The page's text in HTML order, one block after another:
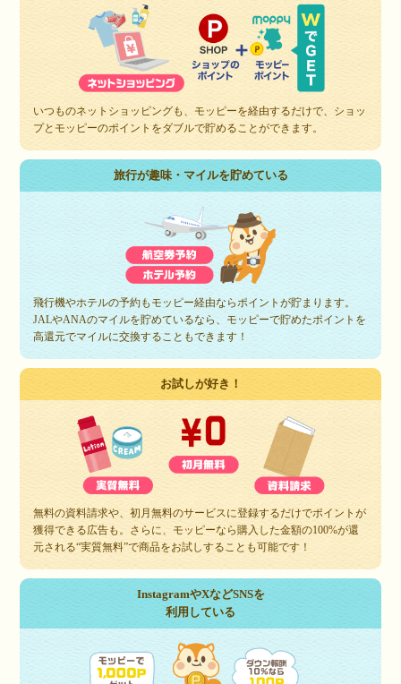
いつものネットショッピングも、モッピーを経由するだけで、ショッ
プとモッピーのポイントをダブルで貯めることができます。
旅行が趣味・マイルを貯めている
飛行機やホテルの予約もモッピー経由ならポイントが貯まります。
JALやANAのマイルを貯めているなら、モッピーで貯めたポイントを
高還元でマイルに交換することもできます！
お試しが好き！
無料の資料請求や、初月無料のサービスに登録するだけでポイントが
獲得できる広告も。さらに、モッピーなら購入した金額の100%が還
元される“実質無料”で商品をお試しすることも可能です！
InstagramやXなどSNSを
利用している